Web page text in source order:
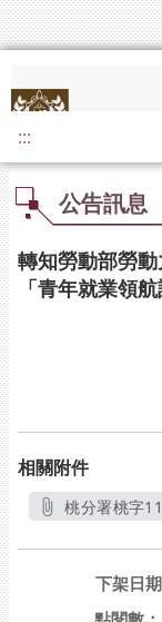
:::
公告訊息
轉知勞動部勞
「青年就業領
相關附件
桃分署桃字
下架日期